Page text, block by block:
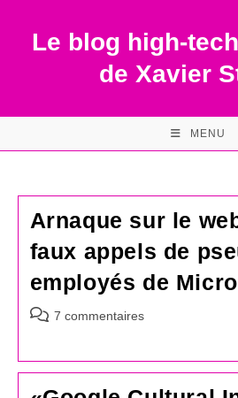
contentLe blog high-
de Xavier
MENU
Arnaque sur le
faux appels de
employés de
Commentaires
publication :
7 commentaires